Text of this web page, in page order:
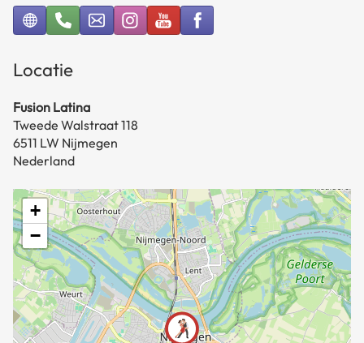
Locatie
Fusion Latina
Tweede Walstraat 118
6511 LW Nijmegen
Nederland
+
−